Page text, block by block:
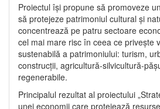
Proiectul își propune să promoveze
să protejeze patrimoniul cultural și
concentrează pe patru sectoare
cel mai mare risc în ceea ce privește
sustenabilă a patrimoniului: turism,
construcții, agricultură-silvicultură-
regenerabile.
Principalul rezultat al proiectului
unei economii care protejează